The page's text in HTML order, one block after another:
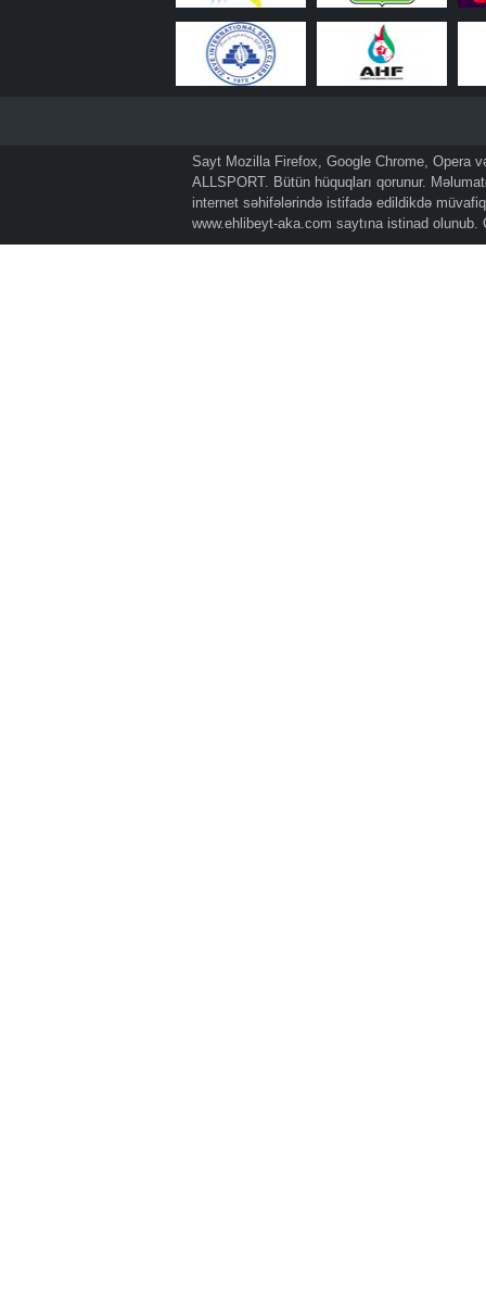
Sayt Mozilla Firefox, Google Chrome, Opera
ALLSPORT. Bütün hüquqları qorunur.
internet səhifələrində istifadə edildikdə
www.ehlibeyt-aka.com saytına istinad olunub.